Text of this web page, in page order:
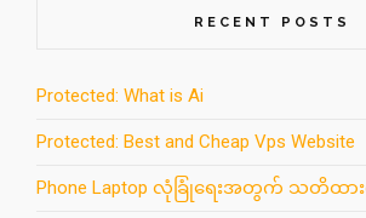
RECENT POSTS
Protected: What is Ai
Protected: Best and Cheap Vps Website
Phone Laptop လုံခြုံရေးအတွက် သတိထာ